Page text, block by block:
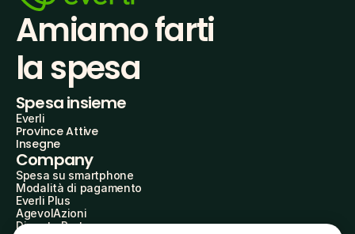
Amiamo farti
la spesa
Spesa insieme
Everli
Province Attive
Insegne
Company
Spesa su smartphone
Modalità di pagamento
Everli Plus
AgevolAzioni
Diventa Partner